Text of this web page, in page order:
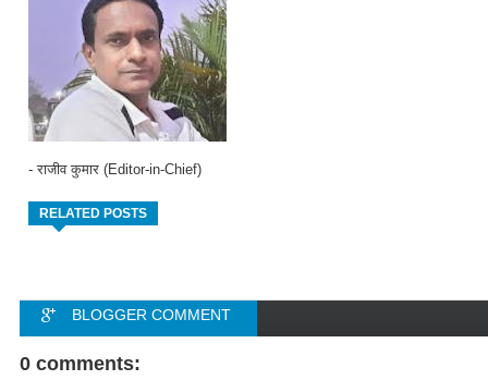
- राजीव कुमार (Editor-in-Chief)
RELATED POSTS
BLOGGER COMMENT
FACEBOOK COMMENT
0 comments: